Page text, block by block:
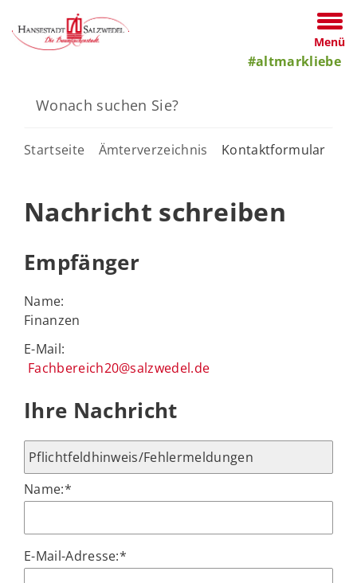
Menü
#altmarkliebe
Startseite Ämterverzeichnis Kontaktformular
Nachricht schreiben
Empfänger
Name:
Finanzen
E-Mail:
Fachbereich20@salzwedel.de
Ihre Nachricht
Name:*
E-Mail-Adresse:*